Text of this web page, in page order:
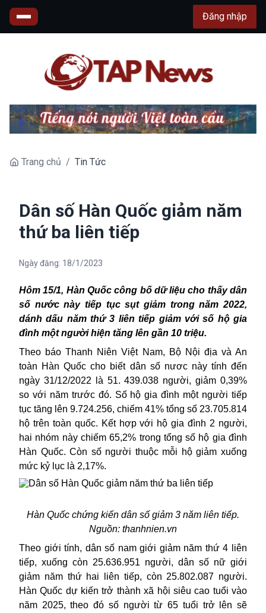
Đăng nhập
Trang chủ / Tin Tức
Dân số Hàn Quốc giảm năm
thứ ba liên tiếp
Ngày đăng: 18/1/2023
Hôm 15/1, Hàn Quốc công bố dữ liệu cho thấy dân
số nước này tiếp tục sụt giảm trong năm 2022,
dánh dấu năm thứ 3 liên tiếp giảm với số hộ gia
đình một người hiện tăng lên gần 10 triệu.
Theo báo Thanh Niên Việt Nam, Bộ Nội địa và An
toàn Hàn Quốc cho biết dân số nươc này tính đến
ngày 31/12/2022 là 51. 439.038 người, giảm 0,39%
so với năm trước đó. Số hộ gia đình một người tiếp
tục tăng lên 9.724.256, chiếm 41% tổng số 23.705.814
hộ trên toàn quốc. Kết hợp với hộ gia đình 2 người,
hai nhóm này chiếm 65,2% trong tổng số hộ gia đình
Hàn Quốc. Còn số người thuộc mỗi hộ giảm xuống
mức kỷ lục là 2,17%.
Hàn Quốc chứng kiến dân số giảm 3 năm liên tiếp.
Nguồn: thanhnien.vn
Theo giới tính, dân số nam giới giảm năm thứ 4 liên
tiếp, xuống còn 25.636.951 người, dân số nữ giới
giảm năm thứ hai liên tiếp, còn 25.802.087 người.
Hàn Quốc dự kiến trở thành xã hội siêu cao tuổi vào
năm 2025, theo đó số người từ 65 tuổi trở lên sẽ